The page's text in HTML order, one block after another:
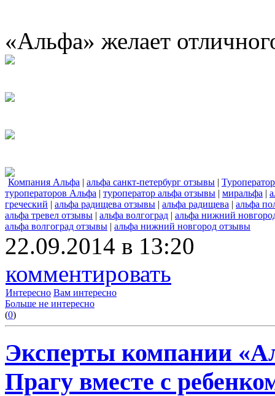
«Альфа» желает
Компания Альфа | альфа санкт-петербург отзывы |
туроператоров Альфа | туроператор альфа отзывы | миральфа |
греческий | альфа радищева отзывы | альфа радищева | альфа
альфа тревел отзывы | альфа волгоград | альфа нижний
альфа волгоград отзывы | альфа нижний новгород отзывы
22.09.2014 в 13:20
комментировать
Интересно Вам интересно
Больше не интересно
(0)
Эксперты компании
Прагу вместе с